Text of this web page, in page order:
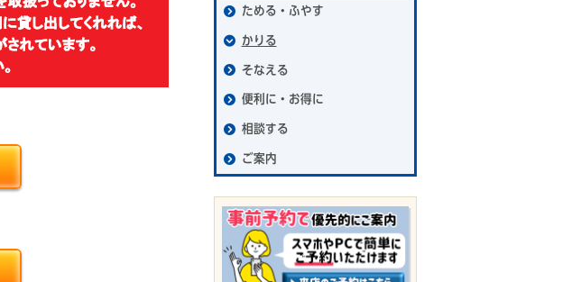
ためる・ふやす
かりる
そなえる
便利に・お得に
相談する
ご案内